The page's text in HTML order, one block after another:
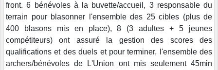
front. 6 bénévoles à la buvette/accueil, 3 responsable du
terrain pour blasonner l'ensemble des 25 cibles (plus de
400 blasons mis en place), 8 (3 adultes + 5 jeunes
compétiteurs) ont assuré la gestion des scores des
qualifications et des duels et pour terminer, l'ensemble des
archers/bénévoles de L'Union ont mis seulement 45min